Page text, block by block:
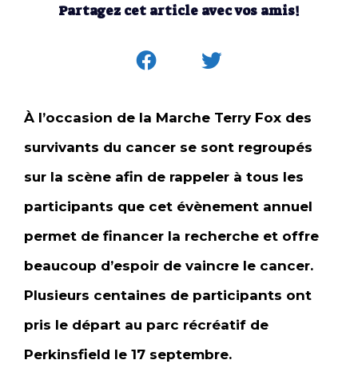
Partagez cet article avec vos amis!
À l’occasion de la Marche Terry Fox des
survivants du cancer se sont regroupés
sur la scène afin de rappeler à tous les
participants que cet évènement annuel
permet de financer la recherche et offre
beaucoup d’espoir de vaincre le cancer.
Plusieurs centaines de participants ont
pris le départ au parc récréatif de
Perkinsfield le 17 septembre.